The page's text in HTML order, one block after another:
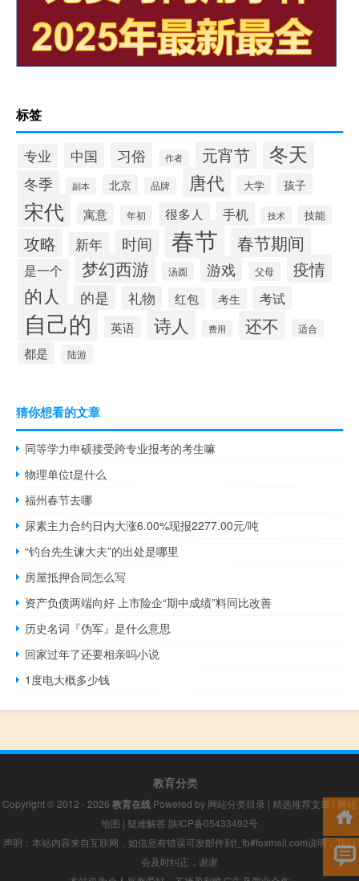
标签
专业 中国 习俗 作者 元宵节 冬天
冬季 副本 北京 品牌 唐代 大学 孩子
宋代 寓意 年初 很多人 手机 技术 技能
攻略 新年 时间 春节 春节期间
是一个 梦幻西游 汤圆 游戏 父母 疫情
的人 的是 礼物 红包 考生 考试
自己的 英语 诗人 费用 还不 适合
都是 陆游
猜你想看的文章
同等学力申硕接受跨专业报考的考生嘛
物理单位t是什么
福州春节去哪
尿素主力合约日内大涨6.00%现报2277.00元/吨
“钓台先生谏大夫”的出处是哪里
房屋抵押合同怎么写
资产负债两端向好 上市险企“期中成绩”料同比改善
历史名词『伪军』是什么意思
回家过年了还要相亲吗小说
1度电大概多少钱
教育分类
Copyright © 2012 - 2026 教育在线 Powered by 网站分类目录 | 精选推荐文章 | 网站
地图 | 疑难解答 陕ICP备05433492号
声明：本站内容来自互联网，如信息有错误可发邮件到f_fb#foxmail.com说明，我们
会及时纠正，谢谢